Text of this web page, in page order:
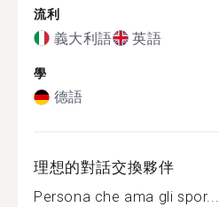
流利
義大利語 英語
學
德語
理想的對話交換夥伴
Persona che ama gli spor...